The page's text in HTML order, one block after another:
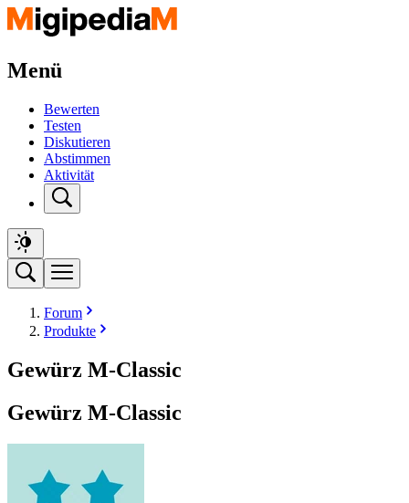
Menü
Bewerten
Testen
Diskutieren
Abstimmen
Aktivität
Forum
Produkte
Gewürz M-Classic
Gewürz M-Classic